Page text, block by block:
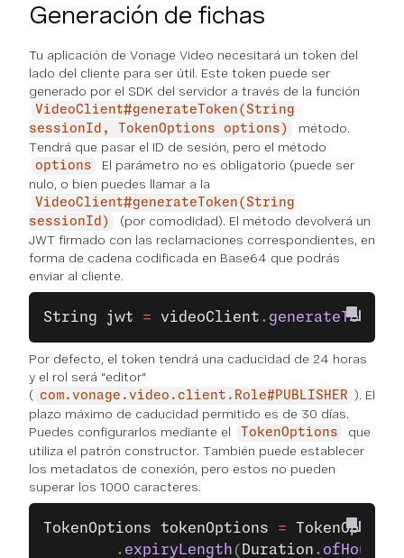
Generación de fichas
Tu aplicación de Vonage Video necesitará un token del
lado del cliente para ser útil. Este token puede ser
generado por el SDK del servidor a través de la función
VideoClient#generateToken(String
sessionId, TokenOptions options)
método.
Tendrá que pasar el ID de sesión, pero el método
options
El parámetro no es obligatorio (puede ser
nulo, o bien puedes llamar a la
VideoClient#generateToken(String
sessionId)
(por comodidad). El método devolverá un
JWT firmado con las reclamaciones correspondientes, en
forma de cadena codificada en Base64 que podrás
enviar al cliente.
String jwt = videoClient . generateToken
Por defecto, el token tendrá una caducidad de 24 horas
y el rol será "editor"
( com.vonage.video.client.Role#PUBLISHER ). El
plazo máximo de caducidad permitido es de 30 días.
Puedes configurarlos mediante el
TokenOptions
que
utiliza el patrón constructor. También puede establecer
los metadatos de conexión, pero estos no pueden
superar los 1000 caracteres.
TokenOptions tokenOptions = TokenOptions
        .
expiryLength ( Duration . ofHours